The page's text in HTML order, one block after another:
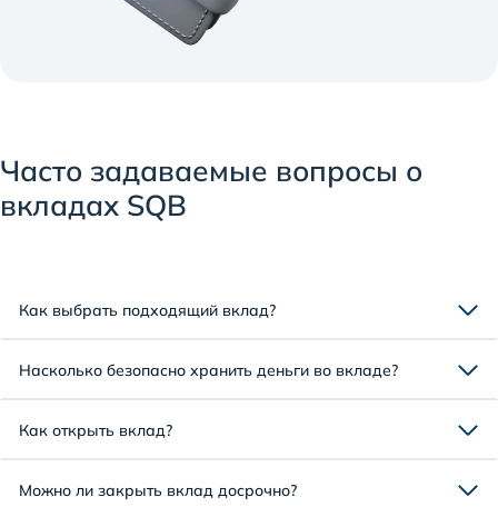
Часто задаваемые вопросы о
вкладах SQB
Как выбрать подходящий вклад?
Насколько безопасно хранить деньги во вкладе?
Как открыть вклад?
Можно ли закрыть вклад досрочно?